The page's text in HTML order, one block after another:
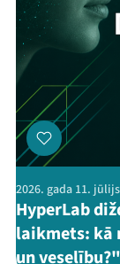
2026. gada 11. jūlijs
HyperLab
laikmets: kā
un veselību?"